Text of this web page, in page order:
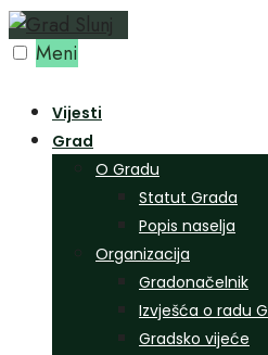
Preskoči
na Meni
Vijesti
Grad
O Gradu
Statut Grada
Popis naselja
Organizacija
Gradonačelnik
Izvješća o radu
Gradsko vijeće